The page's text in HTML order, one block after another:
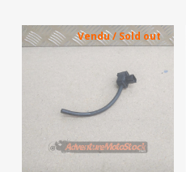
Vendu / Sold out